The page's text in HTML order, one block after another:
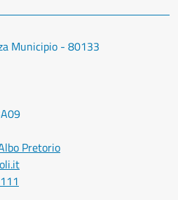
Municipio - 80133
Pretorio